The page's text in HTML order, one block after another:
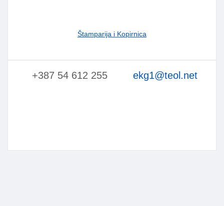
Štamparija i Kopirnica
+387 54 612 255 ekg1@teol.net